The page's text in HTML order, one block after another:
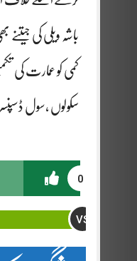
باشہ ویلی کی
کمی کو عمارت کی
سکولوں ،سول
0
VS